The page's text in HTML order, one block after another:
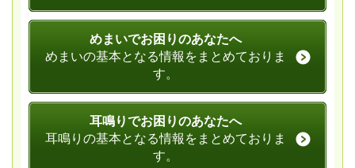
めまいでお困りのあなたへ
めまいの基本となる情報をまとめておりま
す。
耳鳴りでお困りのあなたへ
耳鳴りの基本となる情報をまとめておりま
す。